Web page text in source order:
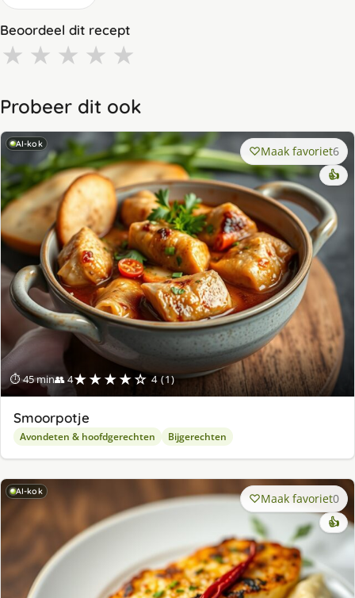
Beoordeel dit recept
★ ★ ★ ★ ★
Probeer dit ook
AI-kok
⏱ 45 min👥 4★★★★☆ 4 (1)
Maak favoriet6
👍
Smoorpotje
Avondeten & hoofdgerechten Bijgerechten
AI-kok Maak favoriet0
👍